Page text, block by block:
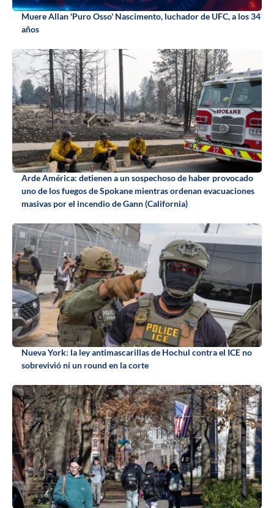
Muere Allan 'Puro Osso' Nascimento, luchador de UFC, a los 34
años
Arde América: detienen a un sospechoso de haber provocado
uno de los fuegos de Spokane mientras ordenan evacuaciones
masivas por el incendio de Gann (California)
Nueva York: la ley antimascarillas de Hochul contra el ICE no
sobrevivió ni un round en la corte